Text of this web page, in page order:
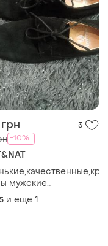
3
-10%
мужские
и еще 1